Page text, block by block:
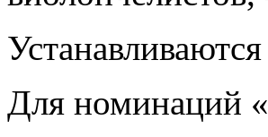
Для номинаций